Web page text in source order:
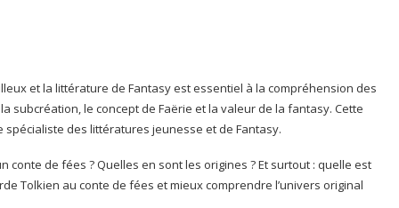
et la littérature de Fantasy est essentiel à la compréhension des
subcréation, le concept de Faërie et la valeur de la fantasy. Cette
des littératures jeunesse et de Fantasy.
conte de fées ? Quelles en sont les origines ? Et surtout : quelle est
Tolkien au conte de fées et mieux comprendre l’univers original